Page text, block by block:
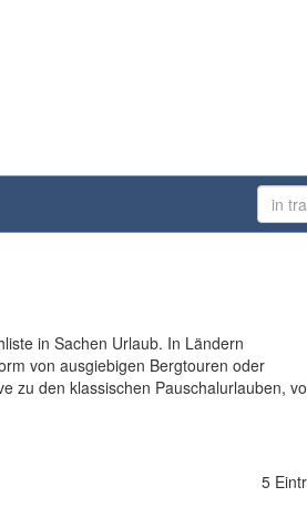
in Sachen Urlaub. In Ländern
von ausgiebigen Bergtouren oder
zu den klassischen Pauschalurlauben,
5